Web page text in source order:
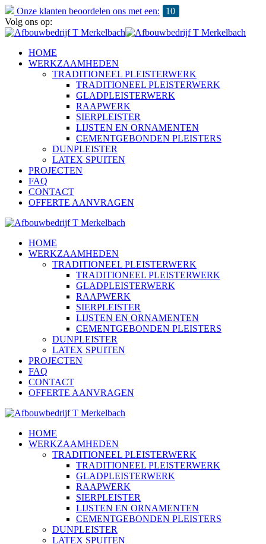
Onze klanten beoordelen ons met een:
10
Volg ons op:
HOME
WERKZAAMHEDEN
TRADITIONEEL PLEISTERWERK
TRADITIONEEL PLEISTERWERK
GLADPLEISTERWERK
RAAPWERK
SIERPLEISTER
LIJSTEN EN ORNAMENTEN
CEMENTGEBONDEN PLEISTERS
DUNPLEISTER
LATEX SPUITEN
PROJECTEN
FAQ
CONTACT
OFFERTE AANVRAGEN
HOME
WERKZAAMHEDEN
TRADITIONEEL PLEISTERWERK
TRADITIONEEL PLEISTERWERK
GLADPLEISTERWERK
RAAPWERK
SIERPLEISTER
LIJSTEN EN ORNAMENTEN
CEMENTGEBONDEN PLEISTERS
DUNPLEISTER
LATEX SPUITEN
PROJECTEN
FAQ
CONTACT
OFFERTE AANVRAGEN
HOME
WERKZAAMHEDEN
TRADITIONEEL PLEISTERWERK
TRADITIONEEL PLEISTERWERK
GLADPLEISTERWERK
RAAPWERK
SIERPLEISTER
LIJSTEN EN ORNAMENTEN
CEMENTGEBONDEN PLEISTERS
DUNPLEISTER
LATEX SPUITEN